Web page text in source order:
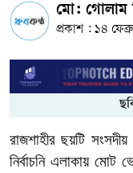
মো: গোলাম
প্রকাশ : ১৪
রাজশাহীর ছয়টি
নির্বাচনি এলাকায়